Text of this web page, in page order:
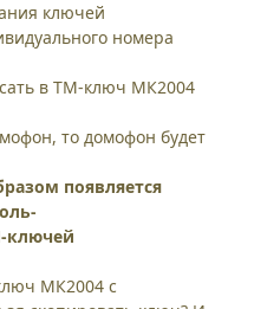
ключей
номера
в ТМ-ключ МК2004
то домофон будет
появляется
ключей
МК2004 с